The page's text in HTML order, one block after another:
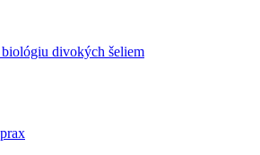
divokých šeliem